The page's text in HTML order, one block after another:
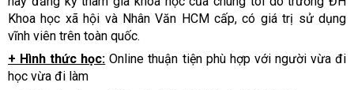
Khoa học xã hội và Nhân Văn HCM cấp, có giá trị sử dụng
vĩnh viên trên toàn quốc.
+ Hình thức học: Online thuận tiện phù hợp với người vừa đi
học vừa đi làm